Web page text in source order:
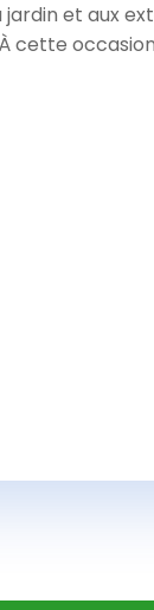
jardin et aux
cette